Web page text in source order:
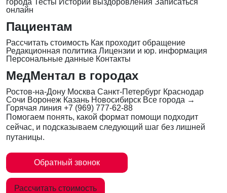
онлайн
Пациентам
Рассчитать стоимость Как проходит обращение
Редакционная политика Лицензии и юр. информация
Персональные данные Контакты
МедМентал в городах
Ростов-на-Дону Москва Санкт-Петербург Краснодар
Сочи Воронеж Казань Новосибирск Все города →
Горячая линия +7 (969) 777-62-88
Помогаем понять, какой формат помощи подходит
сейчас, и подсказываем следующий шаг без лишней
путаницы.
Обратный звонок
Рассчитать стоимость